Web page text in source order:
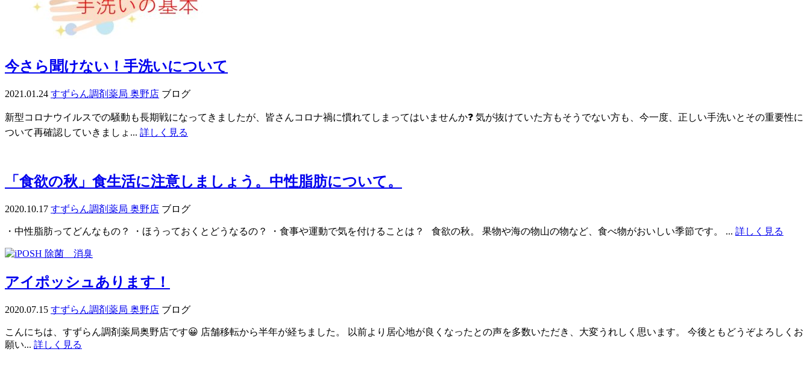
今さら聞けない！手洗いについて
2021.01.24 すずらん調剤薬局 奥野店 ブログ
新型コロナウイルスでの騒動も長期戦になってきましたが、皆さんコロナ禍に慣れてしまってはいませんか❓ 気が抜けていた方もそうでない方も、今一度、正しい手洗いとその重要性に
ついて再確認していきましょ... 詳しく見る
「食欲の秋」食生活に注意しましょう。中性脂肪について。
2020.10.17 すずらん調剤薬局 奥野店 ブログ
・中性脂肪ってどんなもの？ ・ほうっておくとどうなるの？ ・食事や運動で気を付けることは？ 食欲の秋。 果物や海の物山の物など、食べ物がおいしい季節です。 ... 詳しく見る
アイポッシュあります！
2020.07.15 すずらん調剤薬局 奥野店 ブログ
こんにちは、すずらん調剤薬局奥野店です😀 店舗移転から半年が経ちました。 以前より居心地が良くなったとの声を多数いただき、大変うれしく思います。 今後ともどうぞよろしくお
願い... 詳しく見る